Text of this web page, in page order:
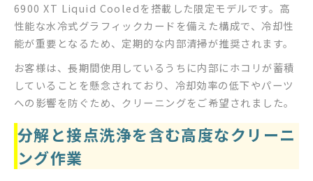
6900 XT Liquid Cooledを搭載した限定モデルです。高
性能な水冷式グラフィックカードを備えた構成で、冷却性
能が重要となるため、定期的な内部清掃が推奨されます。
お客様は、長期間使用しているうちに内部にホコリが蓄積
していることを懸念されており、冷却効率の低下やパーツ
への影響を防ぐため、クリーニングをご希望されました。
分解と接点洗浄を含む高度なクリーニ
ング作業